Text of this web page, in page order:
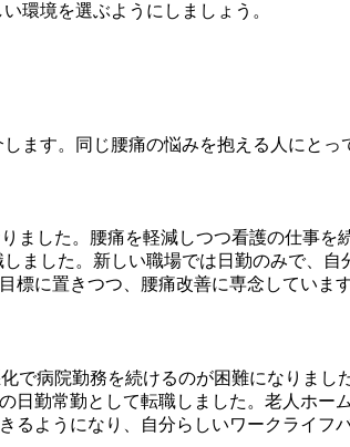
環境を選ぶようにしましょう。
ます。同じ腰痛の悩みを抱える人にと
した。腰痛を軽減しつつ看護の仕事
ました。新しい職場では日勤のみで、
標に置きつつ、腰痛改善に専念していま
で病院勤務を続けるのが困難になりま
勤常勤として転職しました。老人ホ
るようになり、自分らしいワークライフ